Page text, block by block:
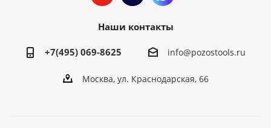
Наши контакты
+7(495) 069-8625 info@pozostools.ru
Москва, ул. Краснодарская, 66